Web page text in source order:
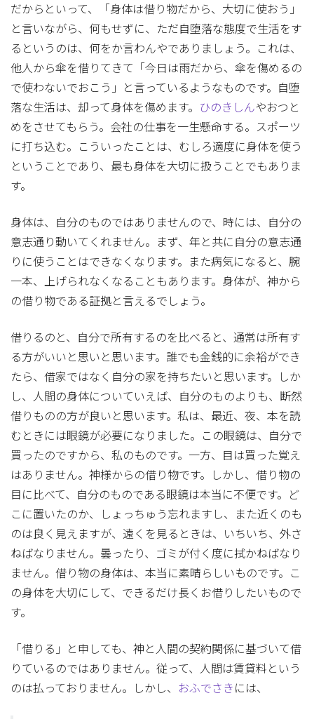
だからといって、「身体は借り物だから、大切に使おう」
と言いながら、何もせずに、ただ自堕落な態度で生活をす
るというのは、何をか言わんやでありましょう。これは、
他人から傘を借りてきて「今日は雨だから、傘を傷めるの
で使わないでおこう」と言っているようなものです。自堕
落な生活は、却って身体を傷めます。
ひのきしんやおつと
めをさせてもらう。会社の仕事を一生懸命する。スポーツ
に打ち込む。こういったことは、むしろ適度に身体を使う
ということであり、最も身体を大切に扱うことでもありま
す。
身体は、自分のものではありませんので、時には、自分の
意志通り動いてくれません。まず、年と共に自分の意志通
りに使うことはできなくなります。また病気になると、腕
一本、上げられなくなることもあります。身体が、神から
の借り物である証拠と言えるでしょう。
借りるのと、自分で所有するのを比べると、通常は所有す
る方がいいと思いと思います。誰でも金銭的に余裕ができ
たら、借家ではなく自分の家を持ちたいと思います。しか
し、人間の身体についていえば、自分のものよりも、断然
借りものの方が良いと思います。私は、最近、夜、本を読
むときには眼鏡が必要になりました。この眼鏡は、自分で
買ったのですから、私のものです。一方、目は買った覚え
はありません。神様からの借り物です。しかし、借り物の
目に比べて、自分のものである眼鏡は本当に不便です。ど
こに置いたのか、しょっちゅう忘れますし、また近くのも
のは良く見えますが、遠くを見るときは、いちいち、外さ
ねばなりません。曇ったり、ゴミが付く度に拭かねばなり
ません。借り物の身体は、本当に素晴らしいものです。こ
の身体を大切にして、できるだけ長くお借りしたいもので
す。
「借りる」と申しても、神と人間の契約関係に基づいて借
りているのではありません。従って、人間は賃貸料という
のは払っておりません。しかし、
おふでさき には、